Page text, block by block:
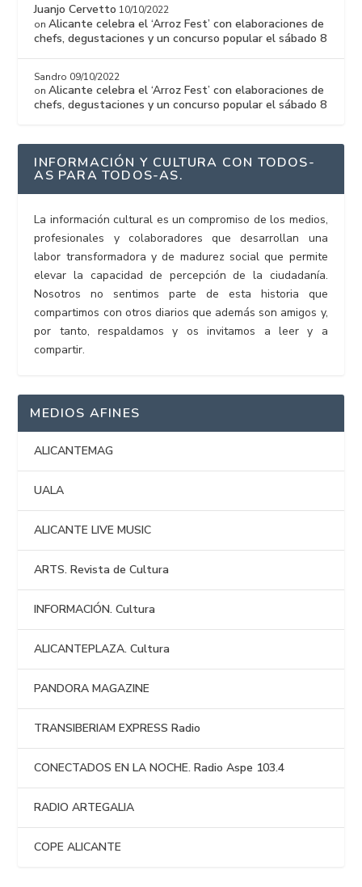
Juanjo Cervetto 10/10/2022
onAlicante celebra el ‘Arroz Fest’ con elaboraciones de
chefs, degustaciones y un concurso popular el sábado 8
Sandro 09/10/2022
onAlicante celebra el ‘Arroz Fest’ con elaboraciones de
chefs, degustaciones y un concurso popular el sábado 8
INFORMACIÓN Y CULTURA CON TODOS-
AS PARA TODOS-AS.
La información cultural es un compromiso de los medios,
profesionales y colaboradores que desarrollan una
labor transformadora y de madurez social que permite
elevar la capacidad de percepción de la ciudadanía.
Nosotros no sentimos parte de esta historia que
compartimos con otros diarios que además son amigos y,
por tanto, respaldamos y os invitamos a leer y a
compartir.
MEDIOS AFINES
ALICANTEMAG
UALA
ALICANTE LIVE MUSIC
ARTS. Revista de Cultura
INFORMACIÓN. Cultura
ALICANTEPLAZA. Cultura
PANDORA MAGAZINE
TRANSIBERIAM EXPRESS Radio
CONECTADOS EN LA NOCHE. Radio Aspe 103.4
RADIO ARTEGALIA
COPE ALICANTE